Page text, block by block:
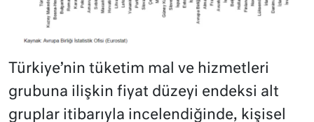
Türkiye’nin tüketim mal ve hizmetleri
grubuna ilişkin fiyat düzeyi endeksi alt
gruplar itibarıyla incelendiğinde, kişisel